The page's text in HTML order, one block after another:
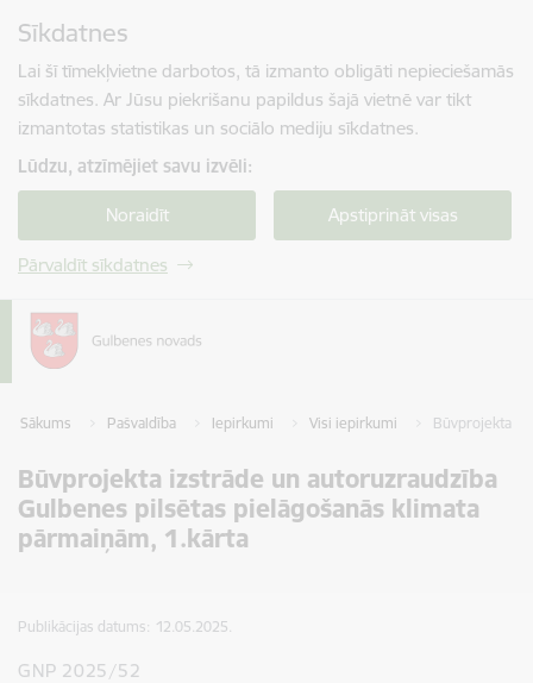
Sīkdatnes
Lai šī tīmekļvietne darbotos, tā izmanto obligāti nepieciešamās
sīkdatnes. Ar Jūsu piekrišanu papildus šajā vietnē var tikt
izmantotas statistikas un sociālo mediju sīkdatnes.
Lūdzu, atzīmējiet savu izvēli:
Noraidīt Apstiprināt visas
Pārvaldīt sīkdatnes
Sākums Pašvaldība Iepirkumi Visi iepirkumi Būvprojekta
Būvprojekta izstrāde un autoruzraudzība
Gulbenes pilsētas pielāgošanās klimata
pārmaiņām, 1.kārta
Publikācijas datums: 12.05.2025.
GNP 2025/52